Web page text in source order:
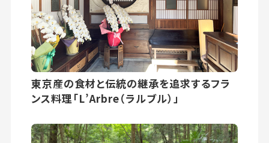
東京産の食材と伝統の継承を追求するフラ
ンス料理「L’Arbre（ラルブル）」